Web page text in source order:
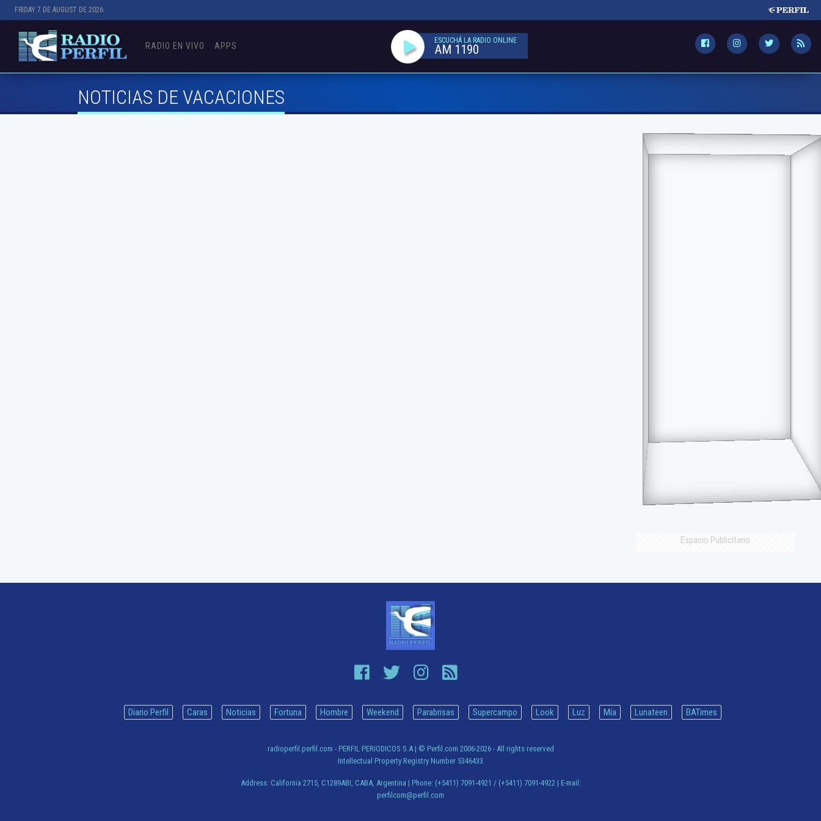
FRIDAY 7 DE AUGUST DE 2026
RADIO EN VIVO APPS
ESCUCHÁ LA RADIO ONLINE
AM 1190
NOTICIAS DE VACACIONES
Espacio Publicitario
Diario Perfil Caras Noticias Fortuna Hombre Weekend Parabrisas Supercampo Look Luz Mía Lunateen BATimes
radioperfil.perfil.com - PERFIL PERIODICOS S.A| © Perfil.com 2006-2026 - All rights reserved
Intellectual Property Registry Number 5346433
Address: California 2715, C1289ABI, CABA, Argentina | Phone: (+5411) 7091-4921 / (+5411) 7091-4922| E-mail:
perfilcom@perfil.com